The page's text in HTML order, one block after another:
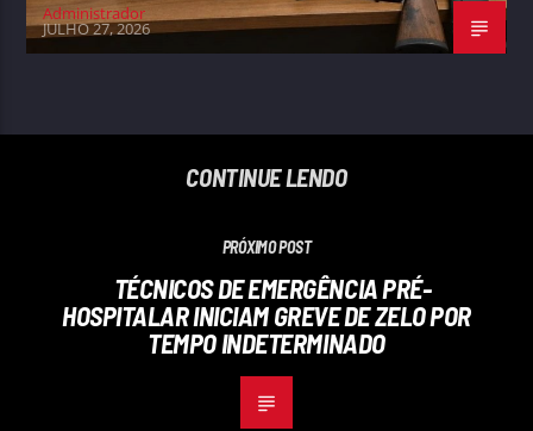
Administrador
JULHO 27, 2026
CONTINUE LENDO
PRÓXIMO POST
TÉCNICOS DE EMERGÊNCIA PRÉ-
HOSPITALAR INICIAM GREVE DE ZELO POR
TEMPO INDETERMINADO